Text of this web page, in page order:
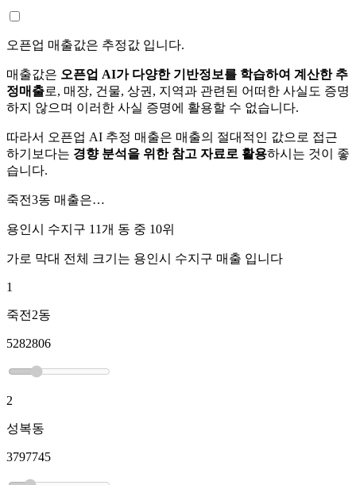
오픈업 매출값은 추정값 입니다.
매출값은 오픈업 AI가 다양한 기반정보를 학습하여 계산한 추
정매출로, 매장, 건물, 상권, 지역과 관련된 어떠한 사실도 증명
하지 않으며 이러한 사실 증명에 활용할 수 없습니다.
따라서 오픈업 AI 추정 매출은 매출의 절대적인 값으로 접근
하기보다는 경향 분석을 위한 참고 자료로 활용하시는 것이 좋
습니다.
죽전3동 매출은…
용인시 수지구 11개 동 중 10위
가로 막대 전체 크기는 용인시 수지구 매출 입니다
1
죽전2동
5282806
2
성복동
3797745